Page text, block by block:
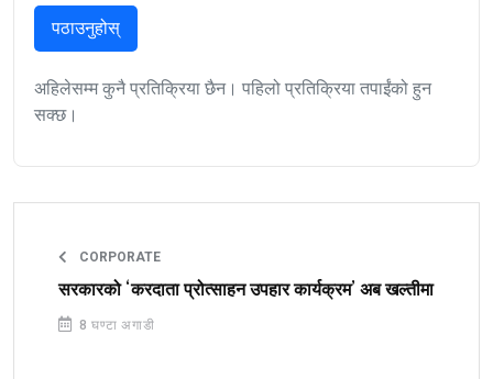
पठाउनुहोस्
अहिलेसम्म कुनै प्रतिक्रिया छैन। पहिलो प्रतिक्रिया तपाईंको हुन
सक्छ।
CORPORATE
सरकारको ‘करदाता प्रोत्साहन उपहार कार्यक्रम’ अब खल्तीमा
8 घण्टा अगाडी